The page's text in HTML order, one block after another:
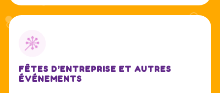
FÊTES D’ENTREPRISE ET AUTRES
ÉVÉNEMENTS